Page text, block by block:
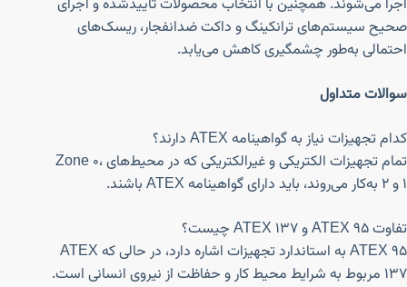
اجرا می‌شوند. همچنین با انتخاب محصولات تأییدشده و اجرای
صحیح سیستم‌های ترانکینگ و داکت ضدانفجار، ریسک‌های
احتمالی به‌طور چشمگیری کاهش می‌یابد.
سوالات متداول
کدام تجهیزات نیاز به گواهینامه ATEX دارند؟
تمام تجهیزات الکتریکی و غیرالکتریکی که در محیط‌های Zone 0،
۱ و ۲ به‌کار می‌روند، باید دارای گواهینامه ATEX باشند.
تفاوت ATEX 95 و ATEX 137 چیست؟
ATEX 95 به استاندارد تجهیزات اشاره دارد، در حالی که ATEX
137 مربوط به شرایط محیط کار و حفاظت از نیروی انسانی است.